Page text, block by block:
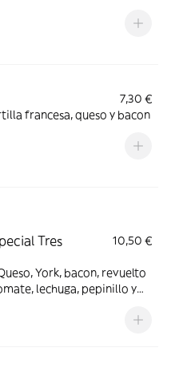
7,30 €
francesa, queso y bacon
Tres
10,50 €
York, bacon, revuelto
lechuga, pepinillo y